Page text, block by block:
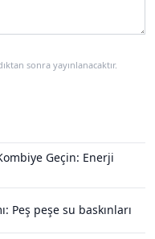
sonra yayınlanacaktır.
Geçin: Enerji
Peş peşe su baskınları